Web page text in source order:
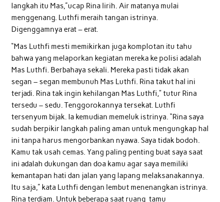
langkah itu Mas,”ucap Rina lirih. Air matanya mulai
menggenang. Luthfi meraih tangan istrinya.
Digenggamnya erat – erat.
“Mas Luthfi mesti memikirkan juga komplotan itu tahu
bahwa yang melaporkan kegiatan mereka ke polisi adalah
Mas Luthfi. Berbahaya sekali. Mereka pasti tidak akan
segan – segan membunuh Mas Luthfi. Rina takut hal ini
terjadi. Rina tak ingin kehilangan Mas Luthfi,” tutur Rina
tersedu – sedu. Tenggorokannya tersekat. Luthfi
tersenyum bijak. Ia kemudian memeluk istrinya. “Rina saya
sudah berpikir langkah paling aman untuk mengungkap hal
ini tanpa harus mengorbankan nyawa. Saya tidak bodoh.
Kamu tak usah cemas. Yang paling penting buat saya saat
ini adalah dukungan dan doa kamu agar saya memiliki
kemantapan hati dan jalan yang lapang melaksanakannya.
Itu saja,” kata Luthfi dengan lembut menenangkan istrinya.
Rina terdiam. Untuk beberapa saat ruang tamu